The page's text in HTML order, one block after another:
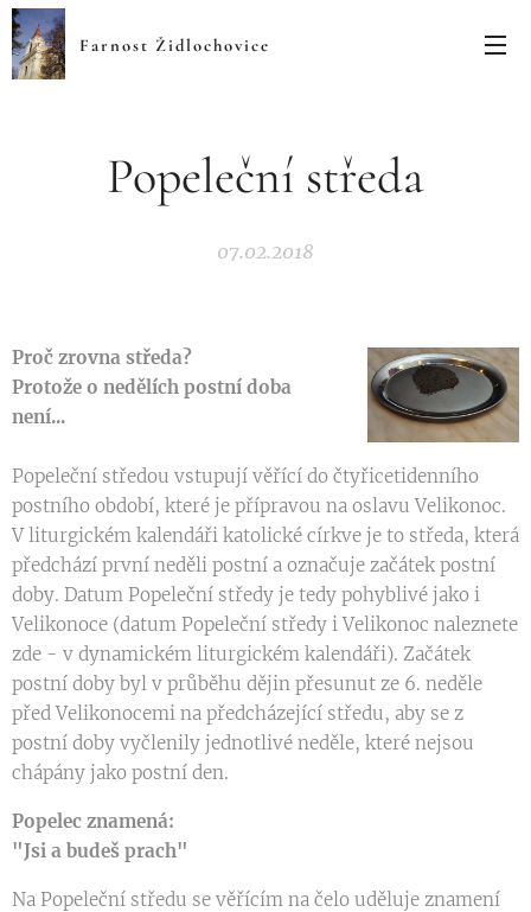
Farnost Židlochovice
Popeleční středa
07.02.2018
Proč zrovna středa?
Protože o nedělích postní doba
není...
Popeleční středou vstupují věřící do čtyřicetidenního
postního období, které je přípravou na oslavu Velikonoc.
V liturgickém kalendáři katolické církve je to středa, která
předchází první neděli postní a označuje začátek postní
doby. Datum Popeleční středy je tedy pohyblivé jako i
Velikonoce (datum Popeleční středy i Velikonoc naleznete
zde - v dynamickém liturgickém kalendáři). Začátek
postní doby byl v průběhu dějin přesunut ze 6. neděle
před Velikonocemi na předcházející středu, aby se z
postní doby vyčlenily jednotlivé neděle, které nejsou
chápány jako postní den.
Popelec znamená:
"Jsi a budeš prach"
Na Popeleční středu se věřícím na čelo uděluje znamení